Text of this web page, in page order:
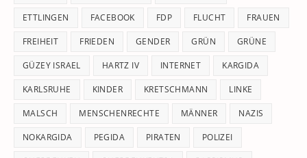
ETTLINGEN FACEBOOK FDP FLUCHT FRAUEN
FREIHEIT FRIEDEN GENDER GRÜN GRÜNE
GÜZEY ISRAEL HARTZ IV INTERNET KARGIDA
KARLSRUHE KINDER KRETSCHMANN LINKE
MALSCH MENSCHENRECHTE MÄNNER NAZIS
NOKARGIDA PEGIDA PIRATEN POLIZEI